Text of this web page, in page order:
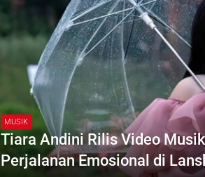
MUSIK
Tiara Andini Rilis Video
Perjalanan Emosional di